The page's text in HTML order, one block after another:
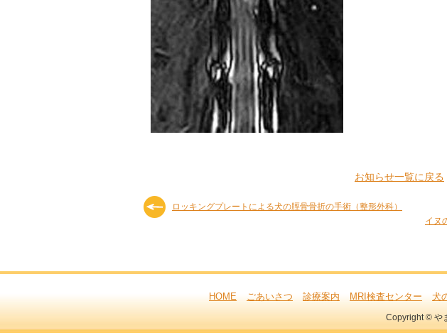
お知らせ一覧に戻る
ロッキングプレートによる犬の脛骨骨折の手術（整形外科）
イヌ
HOME ごあいさつ 診療案内 MRI検査センター 犬
Copyright © や